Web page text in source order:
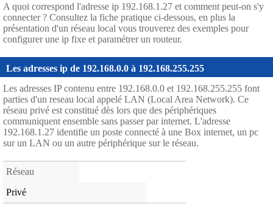
A quoi correspond l'adresse ip 192.168.1.27 et comment peut-on s'y
connecter ? Consultez la fiche pratique ci-dessous, en plus la
présentation d'un réseau local vous trouverez des exemples pour
configurer une ip fixe et paramétrer un routeur.
Les adresses ip de 192.168.0.0 à 192.168.255.255
Les adresses IP contenu entre 192.168.0.0 et 192.168.255.255 font
parties d'un reseau local appelé LAN (Local Area Network). Ce
réseau privé est constitué dès lors que des périphériques
communiquent ensemble sans passer par internet. L'adresse
192.168.1.27 identifie un poste connecté à une Box internet, un pc
sur un LAN ou un autre périphérique sur le réseau.
Réseau
Privé